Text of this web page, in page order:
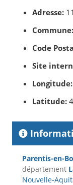
Adresse:
Commune:
Code
Site
Longitude:
Latitude:
Parentis-en-
département
Nouvelle-